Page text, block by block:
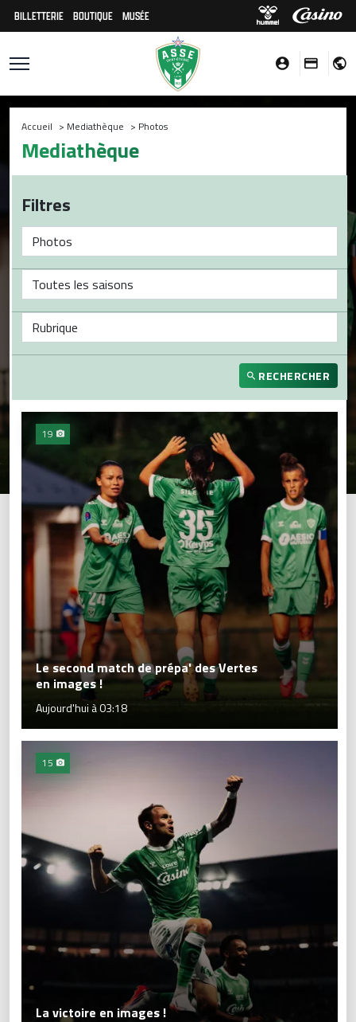
BILLETTERIE BOUTIQUE MUSÉE
Accueil > Mediathèque > Photos
Mediathèque
Filtres
RECHERCHER
19
Le second match de prépa' des Vertes
en images !
Aujourd'hui à 03:18
15
La victoire en images !